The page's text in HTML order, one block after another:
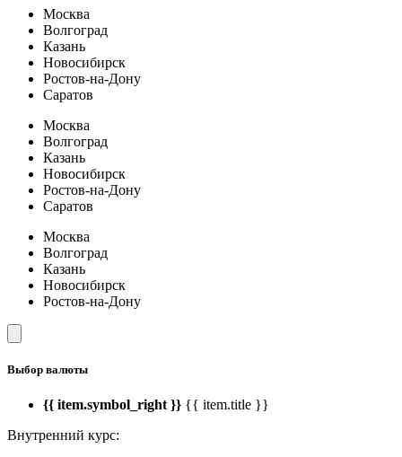
Москва
Волгоград
Казань
Новосибирск
Ростов-на-Дону
Саратов
Москва
Волгоград
Казань
Новосибирск
Ростов-на-Дону
Саратов
Москва
Волгоград
Казань
Новосибирск
Ростов-на-Дону
Выбор валюты
{{ item.symbol_right }} {{ item.title }}
Внутренний курс: